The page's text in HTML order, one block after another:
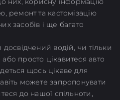
ремонт та кастомізацію
засобів і ще багато
водій, чи тільки
просто цікавитеся авто
щось цікаве для
можете запропонувати
до нашої спільноти,